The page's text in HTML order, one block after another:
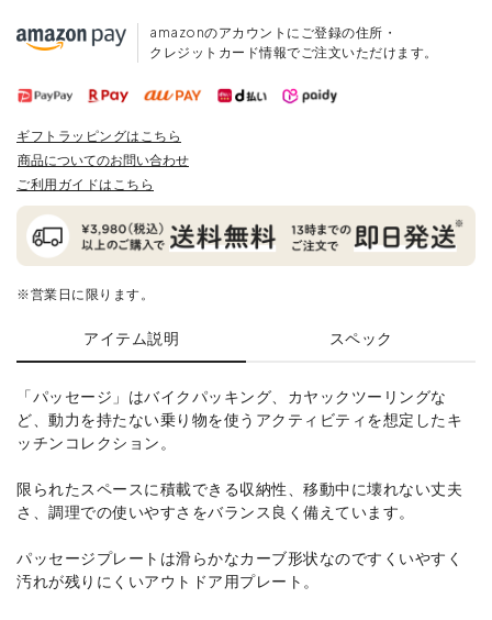
amazonのアカウントにご登録の住所・
クレジットカード情報でご注文いただけます。
ギフトラッピングはこちら
商品についてのお問い合わせ
ご利用ガイドはこちら
※営業日に限ります。
アイテム説明 スペック
「パッセージ」はバイクパッキング、カヤックツーリングな
ど、動力を持たない乗り物を使うアクティビティを想定したキ
ッチンコレクション。
限られたスペースに積載できる収納性、移動中に壊れない丈夫
さ、調理での使いやすさをバランス良く備えています。
パッセージプレートは滑らかなカーブ形状なのですくいやすく
汚れが残りにくいアウトドア用プレート。